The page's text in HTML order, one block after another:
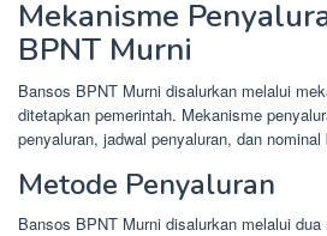
Mekanisme
BPNT Murni
Bansos BPNT Murni disalurkan melalui
ditetapkan pemerintah. Mekanisme
penyaluran, jadwal penyaluran, dan
Metode Penyaluran
Bansos BPNT Murni disalurkan melalui